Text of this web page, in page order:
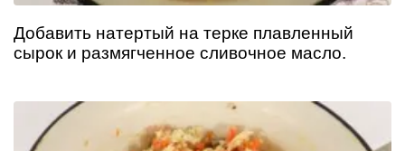
Добавить натертый на терке плавленный
сырок и размягченное сливочное масло.